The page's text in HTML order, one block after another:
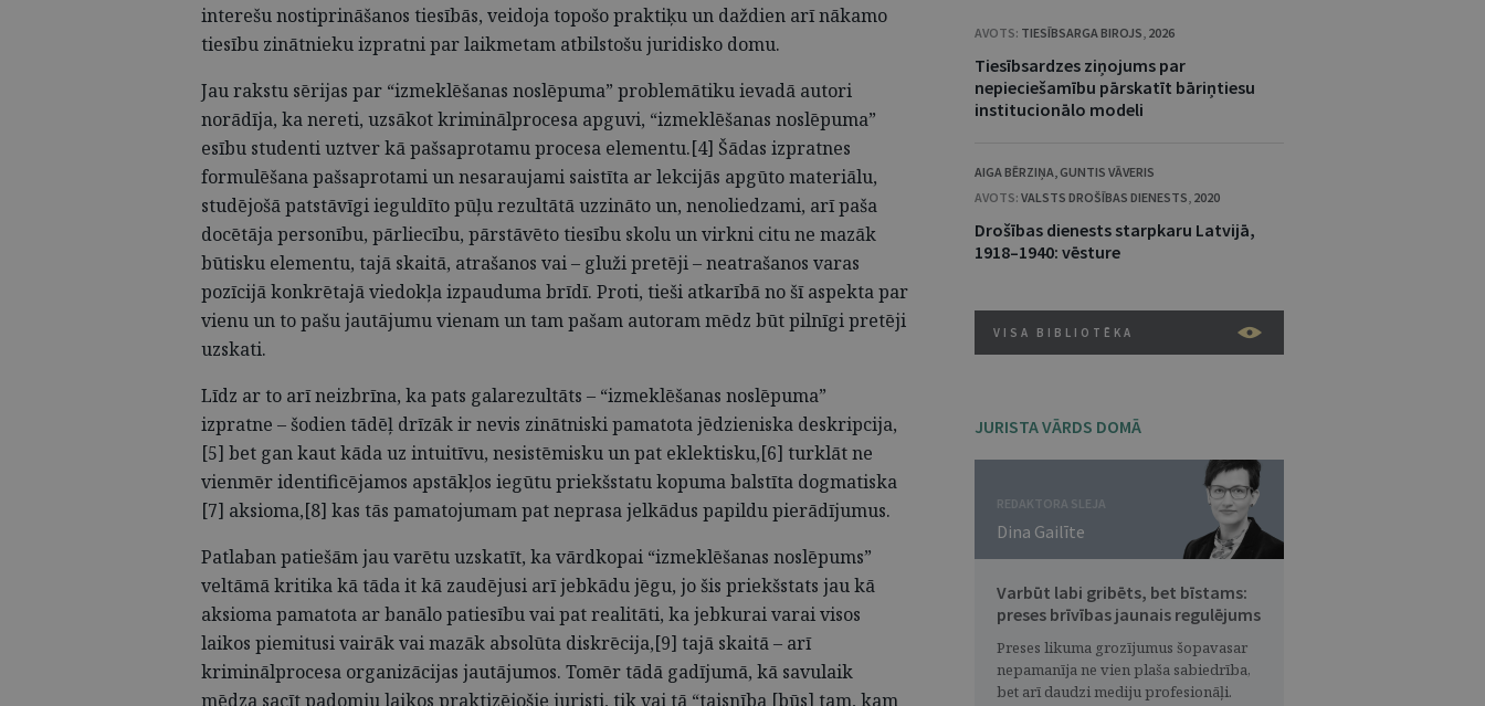
interešu nostiprināšanos tiesībās, veidoja topošo praktiķu un daždien arī nākamo
tiesību zinātnieku izpratni par laikmetam atbilstošu juridisko domu.
Jau rakstu sērijas par “izmeklēšanas noslēpuma” problemātiku ievadā autori
norādīja, ka nereti, uzsākot kriminālprocesa apguvi, “izmeklēšanas noslēpuma”
esību studenti uztver kā pašsaprotamu procesa elementu.[4] Šādas izpratnes
formulēšana pašsaprotami un nesaraujami saistīta ar lekcijās apgūto materiālu,
studējošā patstāvīgi ieguldīto pūļu rezultātā uzzināto un, nenoliedzami, arī paša
docētāja personību, pārliecību, pārstāvēto tiesību skolu un virkni citu ne mazāk
būtisku elementu, tajā skaitā, atrašanos vai – gluži pretēji – neatrašanos varas
pozīcijā konkrētajā viedokļa izpauduma brīdī. Proti, tieši atkarībā no šī aspekta par
vienu un to pašu jautājumu vienam un tam pašam autoram mēdz būt pilnīgi pretēji
uzskati.
Līdz ar to arī neizbrīna, ka pats galarezultāts – “izmeklēšanas noslēpuma”
izpratne – šodien tādēļ drīzāk ir nevis zinātniski pamatota jēdzieniska deskripcija,
[5] bet gan kaut kāda uz intuitīvu, nesistēmisku un pat eklektisku,[6] turklāt ne
vienmēr identificējamos apstākļos iegūtu priekšstatu kopuma balstīta dogmatiska
[7] aksioma,[8] kas tās pamatojumam pat neprasa jelkādus papildu pierādījumus.
Patlaban patiešām jau varētu uzskatīt, ka vārdkopai “izmeklēšanas noslēpums”
veltāmā kritika kā tāda it kā zaudējusi arī jebkādu jēgu, jo šis priekšstats jau kā
aksioma pamatota ar banālo patiesību vai pat realitāti, ka jebkurai varai visos
laikos piemitusi vairāk vai mazāk absolūta diskrēcija,[9] tajā skaitā – arī
kriminālprocesa organizācijas jautājumos. Tomēr tādā gadījumā, kā savulaik
mēdza sacīt padomju laikos praktizējošie juristi, tik vai tā “taisnība [būs] tam, kam
AVOTS: TIESĪBSARGA BIROJS, 2026
Tiesībsardzes ziņojums par
nepieciešamību pārskatīt bāriņtiesu
institucionālo modeli
AIGA BĒRZIŅA, GUNTIS VĀVERIS
AVOTS: VALSTS DROŠĪBAS DIENESTS, 2020
Drošības dienests starpkaru Latvijā,
1918–1940: vēsture
VISA BIBLIOTĒKA
JURISTA VĀRDS DOMĀ
REDAKTORA SLEJA
Dina Gailīte
Varbūt labi gribēts, bet bīstams:
preses brīvības jaunais regulējums
Preses likuma grozījumus šopavasar
nepamanīja ne vien plaša sabiedrība,
bet arī daudzi mediju profesionāļi.